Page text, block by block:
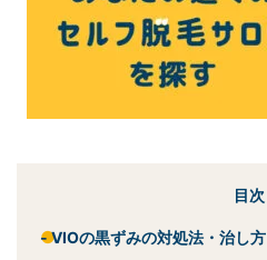
目次
VIOの黒ずみの対処法・治し方